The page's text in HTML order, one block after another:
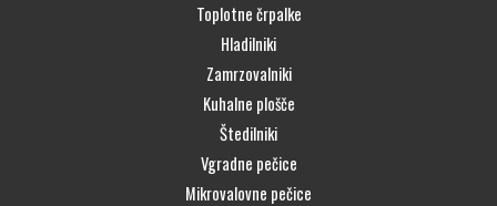
Toplotne črpalke
Hladilniki
Zamrzovalniki
Kuhalne plošče
Štedilniki
Vgradne pečice
Mikrovalovne pečice